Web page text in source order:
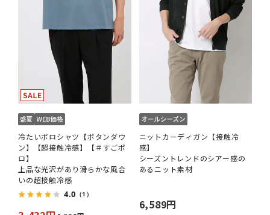
冷たいポロシャツ【ボタンダウ
ン】【超接触冷感】【＃すごポ
ロ】
上品な光沢があり滑らかな風合
いの超接触冷感
4.0 （1）
ニットカーディガン【接触冷
感】
シーズントレンドのシアー感の
あるニット素材
6,589円